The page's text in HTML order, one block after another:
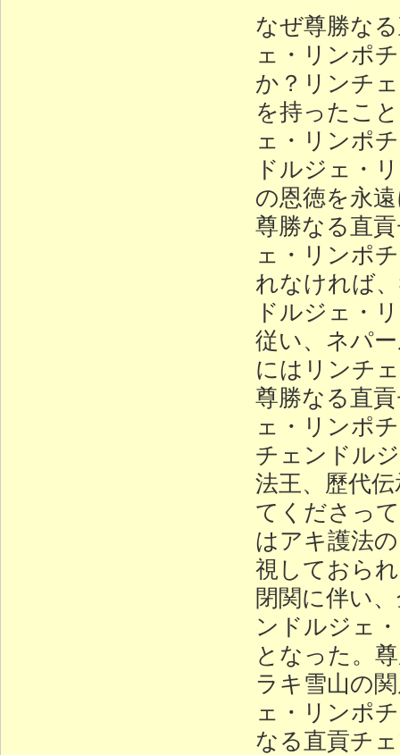
なぜ尊勝な
ェ・リンポ
か？リンチ
を持ったこ
ェ・リンポ
ドルジェ・
の恩徳を永
尊勝なる直
ェ・リンポ
れなければ
ドルジェ・
従い、ネパ
にはリンチ
尊勝なる直
ェ・リンポ
チェンドル
法王、歷代
てくださっ
はアキ護法
視しておら
閉関に伴い
ンドルジェ
となった。
ラキ雪山の
ェ・リンポ
なる直貢チ